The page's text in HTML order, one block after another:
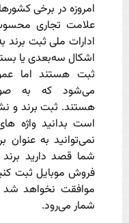
امروزه در برخی
علامت تجاری
ادارات ملی ثبت
اشکال سه‌بعدی یا
ثبت هستند اما
می‌شود که به
هستند. ثبت برند و
است بدانید واژه
نمی‌توانید به عنوان
شما قصد دارید برند
فروش موبایل ثبت
موافقت نخواهد شد
شمار می‌رود.